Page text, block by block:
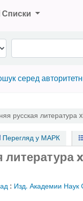
Списки
серед
русская литература
Перегляд у МАРК
: Изд. Академии